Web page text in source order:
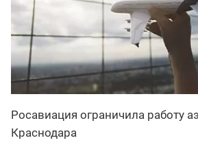
Росавиация ограничила работу
Краснодара